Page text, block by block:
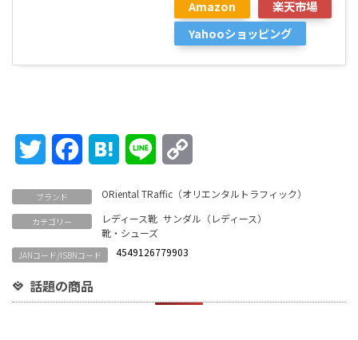
Amazon
楽天市場
Yahooショッピング
Twitter FacebookHatena Line
ブランド ORiental TRaffic（オリエンタルトラフィック）
カテゴリー レディース靴 サンダル（レディース）
靴・シューズ
JANコード/ISBNコード 4549126779903
話題の商品